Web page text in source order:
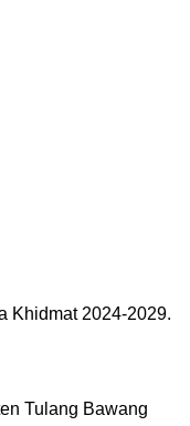
Khidmat 2024-2029.
Tulang Bawang